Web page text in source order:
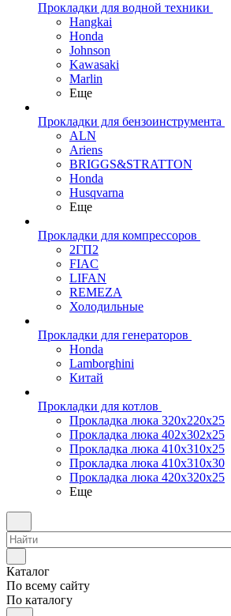
Прокладки для водной техники
Hangkai
Honda
Johnson
Kawasaki
Marlin
Еще
Прокладки для бензоинструмента
ALN
Ariens
BRIGGS&STRATTON
Honda
Husqvarna
Еще
Прокладки для компрессоров
2ГП2
FIAC
LIFAN
REMEZA
Холодильные
Прокладки для генераторов
Honda
Lamborghini
Китай
Прокладки для котлов
Прокладка люка 320x220x25
Прокладка люка 402x302x25
Прокладка люка 410x310x25
Прокладка люка 410х310х30
Прокладка люка 420x320x25
Еще
Каталог
По всему сайту
По каталогу